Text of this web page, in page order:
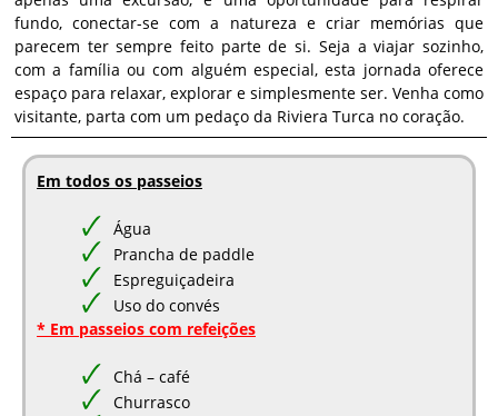
fundo, conectar-se com a natureza e criar memórias que
parecem ter sempre feito parte de si. Seja a viajar sozinho,
com a família ou com alguém especial, esta jornada oferece
espaço para relaxar, explorar e simplesmente ser. Venha como
visitante, parta com um pedaço da Riviera Turca no coração.
Em todos os passeios
Água
Prancha de paddle
Espreguiçadeira
Uso do convés
* Em passeios com refeições
Chá – café
Churrasco